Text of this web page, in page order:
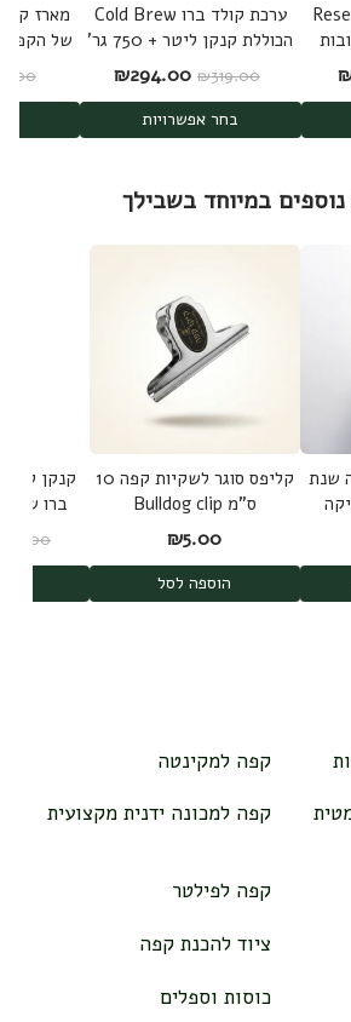
תערובות
-
היה: ₪252.00.
המחיר הנוכחי הוא: ₪219.00.
ערכת קולד ברו Cold Brew
הכוללת קנקן ליטר + 750 גר'
קפה ערביקה מובחר - משלוח
₪319.00 המחיר המקורי היה: ₪319.00.
₪294.00 המחיר הנוכחי הוא:
בחר אפשרויות
של הקפה
במיוחד בשבילך
שנת
ערביקה
קליפס סוגר לשקיות קפה 10
ס"מ Bulldog clip
₪5.00
הוספה לסל
קנקן
189.00
קפה למקינטה
קפה למכונה ידנית מקצועית
קפה לפילטר
ציוד להכנת קפה
כוסות וספלים